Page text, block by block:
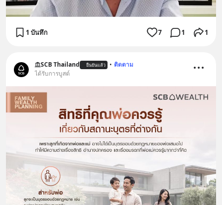
1 บันทึก 7 1 1
SCB Thailand ยืนยันแล้ว • ติดตาม
ได้รับการบูสต์